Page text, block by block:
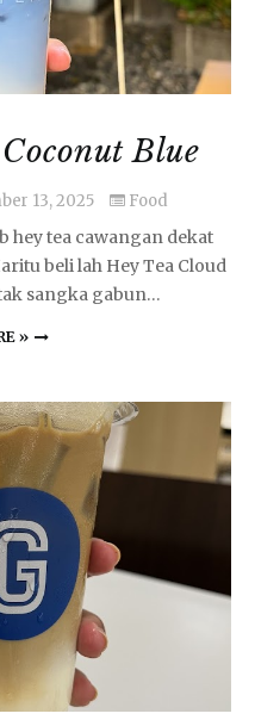
Blue
13, 2025 Food
hey tea cawangan dekat
beli lah Hey Tea Cloud
sangka gabun…
»